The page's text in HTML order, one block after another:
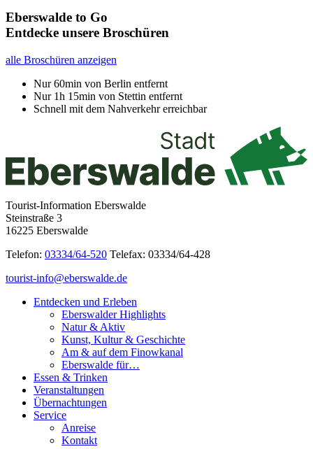
Eberswalde to Go
Entdecke unsere Broschüren
alle Broschüren anzeigen
Nur 60min von Berlin entfernt
Nur 1h 15min von Stettin entfernt
Schnell mit dem Nahverkehr erreichbar
Tourist-Information Eberswalde
Steinstraße 3
16225 Eberswalde
Telefon: 03334/64-520 Telefax: 03334/64-428
tourist-info@eberswalde.de
Entdecken und Erleben
Eberswalder Highlights
Natur & Aktiv
Kunst, Kultur & Geschichte
Am & auf dem Finowkanal
Eberswalde für…
Essen & Trinken
Veranstaltungen
Übernachtungen
Service
Anreise
Kontakt